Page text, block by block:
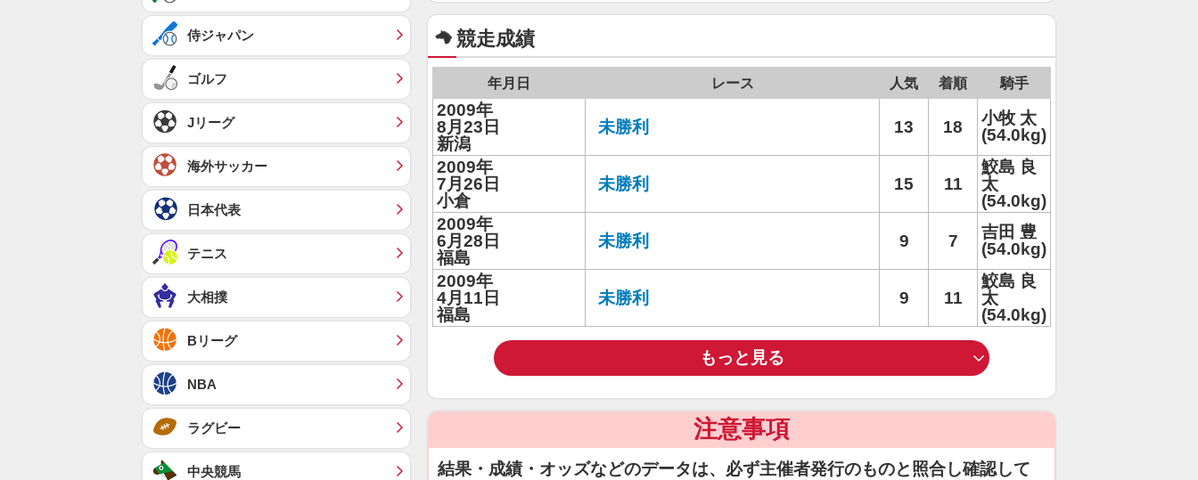
競走成績
年月日 レース 人気 着順 騎手
2009年
8月23日
新潟
未勝利 13 18
小牧 太
(54.0kg)
2009年
7月26日
小倉
未勝利 15 11
鮫島 良
太
(54.0kg)
2009年
6月28日
福島
未勝利 9 7
吉田 豊
(54.0kg)
2009年
4月11日
福島
未勝利 9 11
鮫島 良
太
(54.0kg)
もっと見る
注意事項
結果・成績・オッズなどのデータは、必ず主催者発行のものと照合し確認して
侍ジャパン
ゴルフ
Jリーグ
海外サッカー
日本代表
テニス
大相撲
Bリーグ
NBA
ラグビー
中央競馬